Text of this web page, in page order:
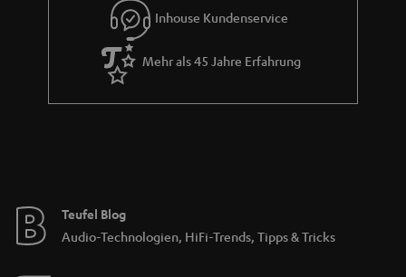
Inhouse Kundenservice
Mehr als 45 Jahre Erfahrung
Teufel Blog
Audio-Technologien, HiFi-Trends, Tipps & Tricks